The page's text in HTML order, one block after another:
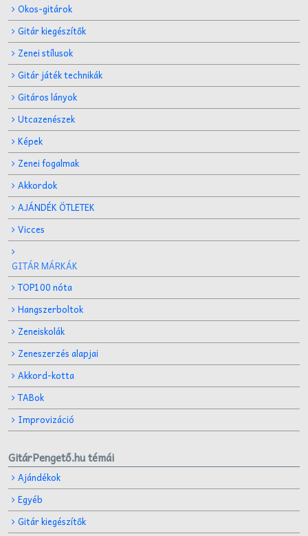
Okos-gitárok
Gitár kiegészítők
Zenei stílusok
Gitár játék technikák
Gitáros lányok
Utcazenészek
Képek
Zenei fogalmak
Akkordok
AJÁNDÉK ÖTLETEK
Vicces
GITÁR MÁRKÁK
TOP100 nóta
Hangszerboltok
Zeneiskolák
Zeneszerzés alapjai
Akkord-kotta
TABok
Improvizáció
GitárPengető.hu témái
Ajándékok
Egyéb
Gitár kiegészítők